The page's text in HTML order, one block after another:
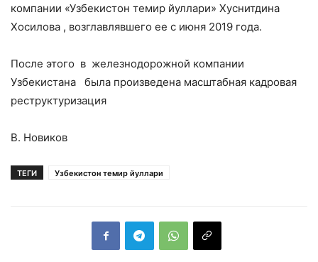
компании «Узбекистон темир йуллари» Хуснитдина
Хосилова , возглавлявшего ее с июня 2019 года.
После этого в железнодорожной компании
Узбекистана была произведена масштабная кадровая
реструктуризация
В. Новиков
ТЕГИ Узбекистон темир йуллари